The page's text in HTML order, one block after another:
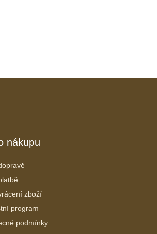
nákupu
zboží
program
podmínky